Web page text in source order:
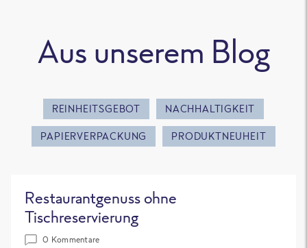
Aus unserem Blog
REINHEITSGEBOT NACHHALTIGKEIT
PAPIERVERPACKUNG PRODUKTNEUHEIT
Restaurantgenuss ohne
Tischreservierung
0 Kommentare